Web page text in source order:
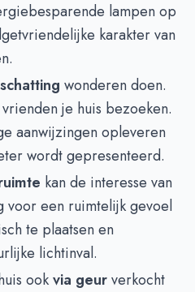
lampen op
karakter van
wonderen doen.
je huis bezoeken.
aanwijzingen opleveren
wordt gepresenteerd.
kan de interesse van
voor een ruimtelijk gevoel
te plaatsen en
lichtinval.
ookvia geurverkocht